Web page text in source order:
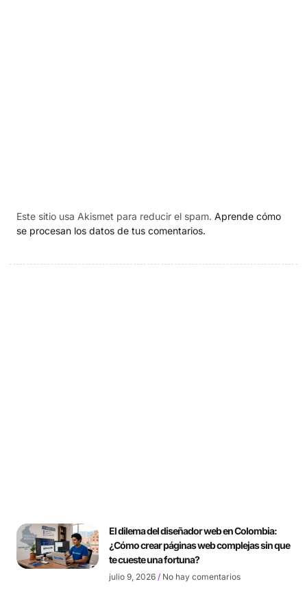
Este sitio usa Akismet para reducir el spam. Aprende cómo
se procesan los datos de tus comentarios.
El dilema del diseñador web en Colombia:
¿Cómo crear páginas web complejas sin que
te cueste una fortuna?
julio 9, 2026 No hay comentarios